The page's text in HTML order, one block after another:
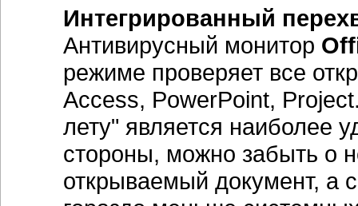
Интегрированный
Антивирусный монитор
режиме проверяет все
Access, PowerPoint,
лету" является наиболее
стороны, можно забыть о
открываемый документ, а